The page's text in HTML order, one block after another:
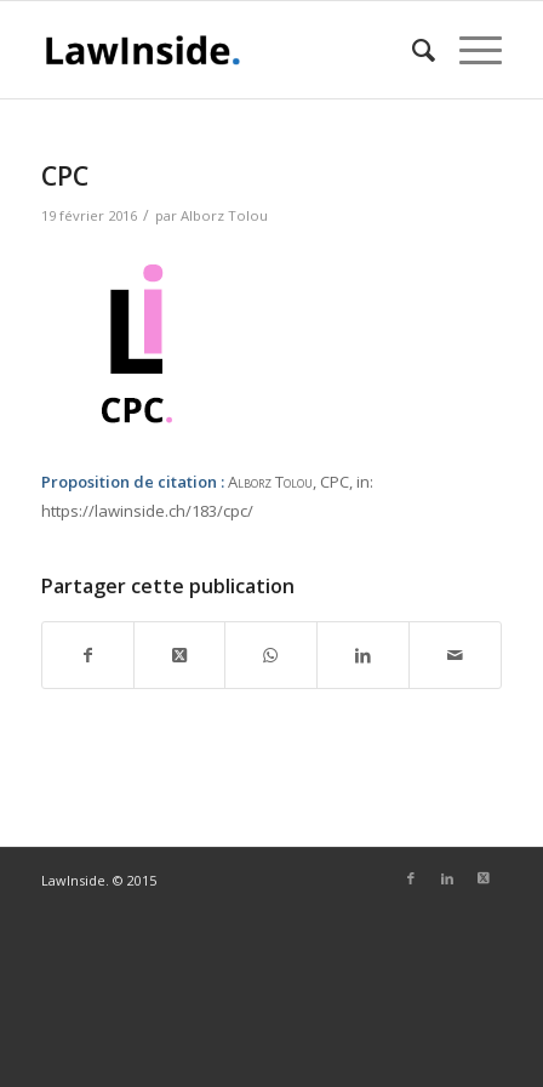
CPC
19 février 2016 / par Alborz Tolou
Proposition de citation :Alborz Tolou, CPC, in:
https://lawinside.ch/183/cpc/
Partager cette publication
LawInside. © 2015